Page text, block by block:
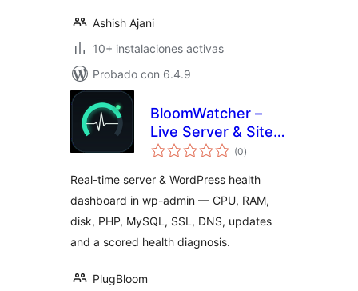
Ashish Ajani
10+ instalaciones activas
Probado con 6.4.9
BloomWatcher –
Live Server & Site
Health Dashboard
(0evaluación
total
)
Real-time server & WordPress health
dashboard in wp-admin — CPU, RAM,
disk, PHP, MySQL, SSL, DNS, updates
and a scored health diagnosis.
PlugBloom